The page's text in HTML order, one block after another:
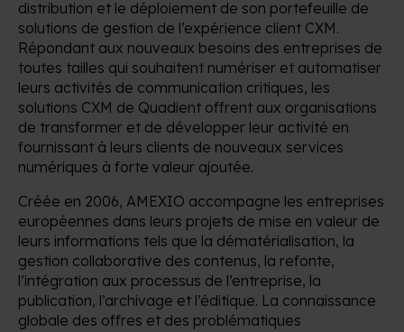
distribution et le déploiement de son portefeuille de
solutions de gestion de l’expérience client CXM.
Répondant aux nouveaux besoins des entreprises de
toutes tailles qui souhaitent numériser et automatiser
leurs activités de communication critiques, les
solutions CXM de Quadient offrent aux organisations
de transformer et de développer leur activité en
fournissant à leurs clients de nouveaux services
numériques à forte valeur ajoutée.
Créée en 2006, AMEXIO accompagne les entreprises
européennes dans leurs projets de mise en valeur de
leurs informations tels que la dématérialisation, la
gestion collaborative des contenus, la refonte,
l’intégration aux processus de l’entreprise, la
publication, l’archivage et l’éditique. La connaissance
globale des offres et des problématiques